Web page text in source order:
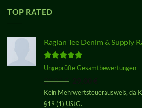
TOP RATED
Raglan Tee Denim & Supply
Bewertet
von 5
Ungeprüfte Gesamtbewertungen
29,00€
Preis
war:
Preis
Kein Mehrwertsteuerausweis, da
§19 (1) UStG.